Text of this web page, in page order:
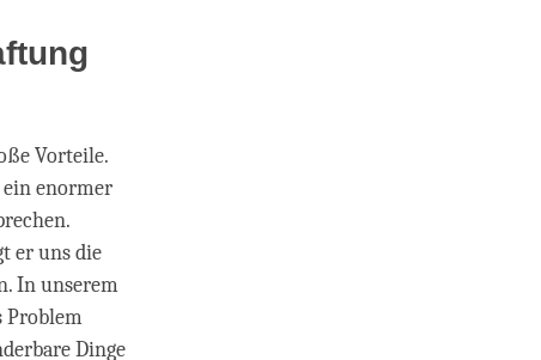
Vorteile.
ein enormer
er uns die
In unserem
Problem
Dinge